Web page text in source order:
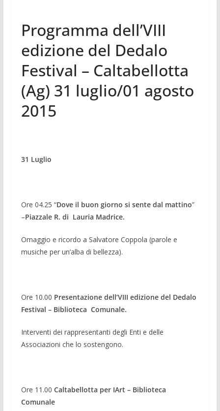
Programma dell’VIII
edizione del Dedalo
Festival – Caltabellotta
(Ag) 31 luglio/01 agosto
2015
31 Luglio
Ore 04.25 “Dove il buon giorno si sente dal mattino”
–Piazzale R. di Lauria Madrice.
Omaggio e ricordo a Salvatore Coppola (parole e
musiche per un’alba di bellezza).
Ore 10.00 Presentazione dell’VIII edizione del Dedalo
Festival – Biblioteca Comunale.
Interventi dei rappresentanti degli Enti e delle
Associazioni che lo sostengono.
Ore 11.00 Caltabellotta per IArt – Biblioteca
Comunale